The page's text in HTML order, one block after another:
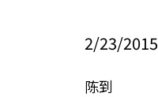
2/23/2015
陈到